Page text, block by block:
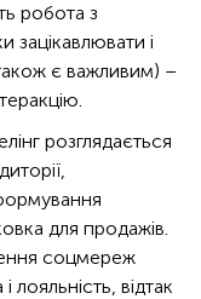
робота з
зацікавлювати і
є важливим) –
розглядається
для продажів.
соцмереж
лояльність, відтак